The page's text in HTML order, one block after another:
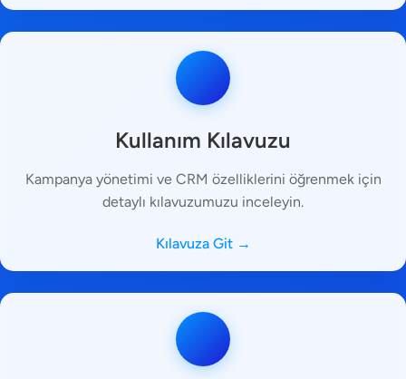
Kullanım Kılavuzu
Kampanya yönetimi ve CRM özelliklerini öğrenmek için
detaylı kılavuzumuzu inceleyin.
Kılavuza Git →